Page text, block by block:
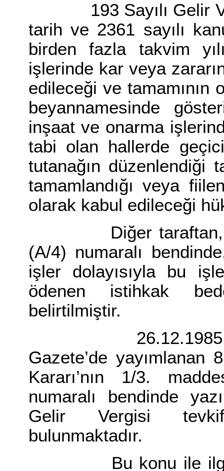
193 Sayılı Gelir
tarih ve 2361 sayılı
birden fazla takvim
işlerinde kar veya
edileceği ve tamamının
beyannamesinde
inşaat ve onarma
tabi olan hallerde geçici
tutanağın düzenlendiği
tamamlandığı veya
olarak kabul edileceği
Diğer taraftan,
(A/4) numaralı
işler dolayısıyla bu
ödenen istihkak
belirtilmiştir.
26.12.1985 Tarih
Gazete’de yayımlanan
Kararı’nın 1/3.
numaralı bendinde
Gelir Vergisi
bulunmaktadır.
Bu konu ile ilgili